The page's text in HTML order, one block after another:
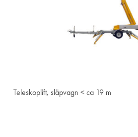
Visa
Teleskoplift, släpvagn < ca 19 m